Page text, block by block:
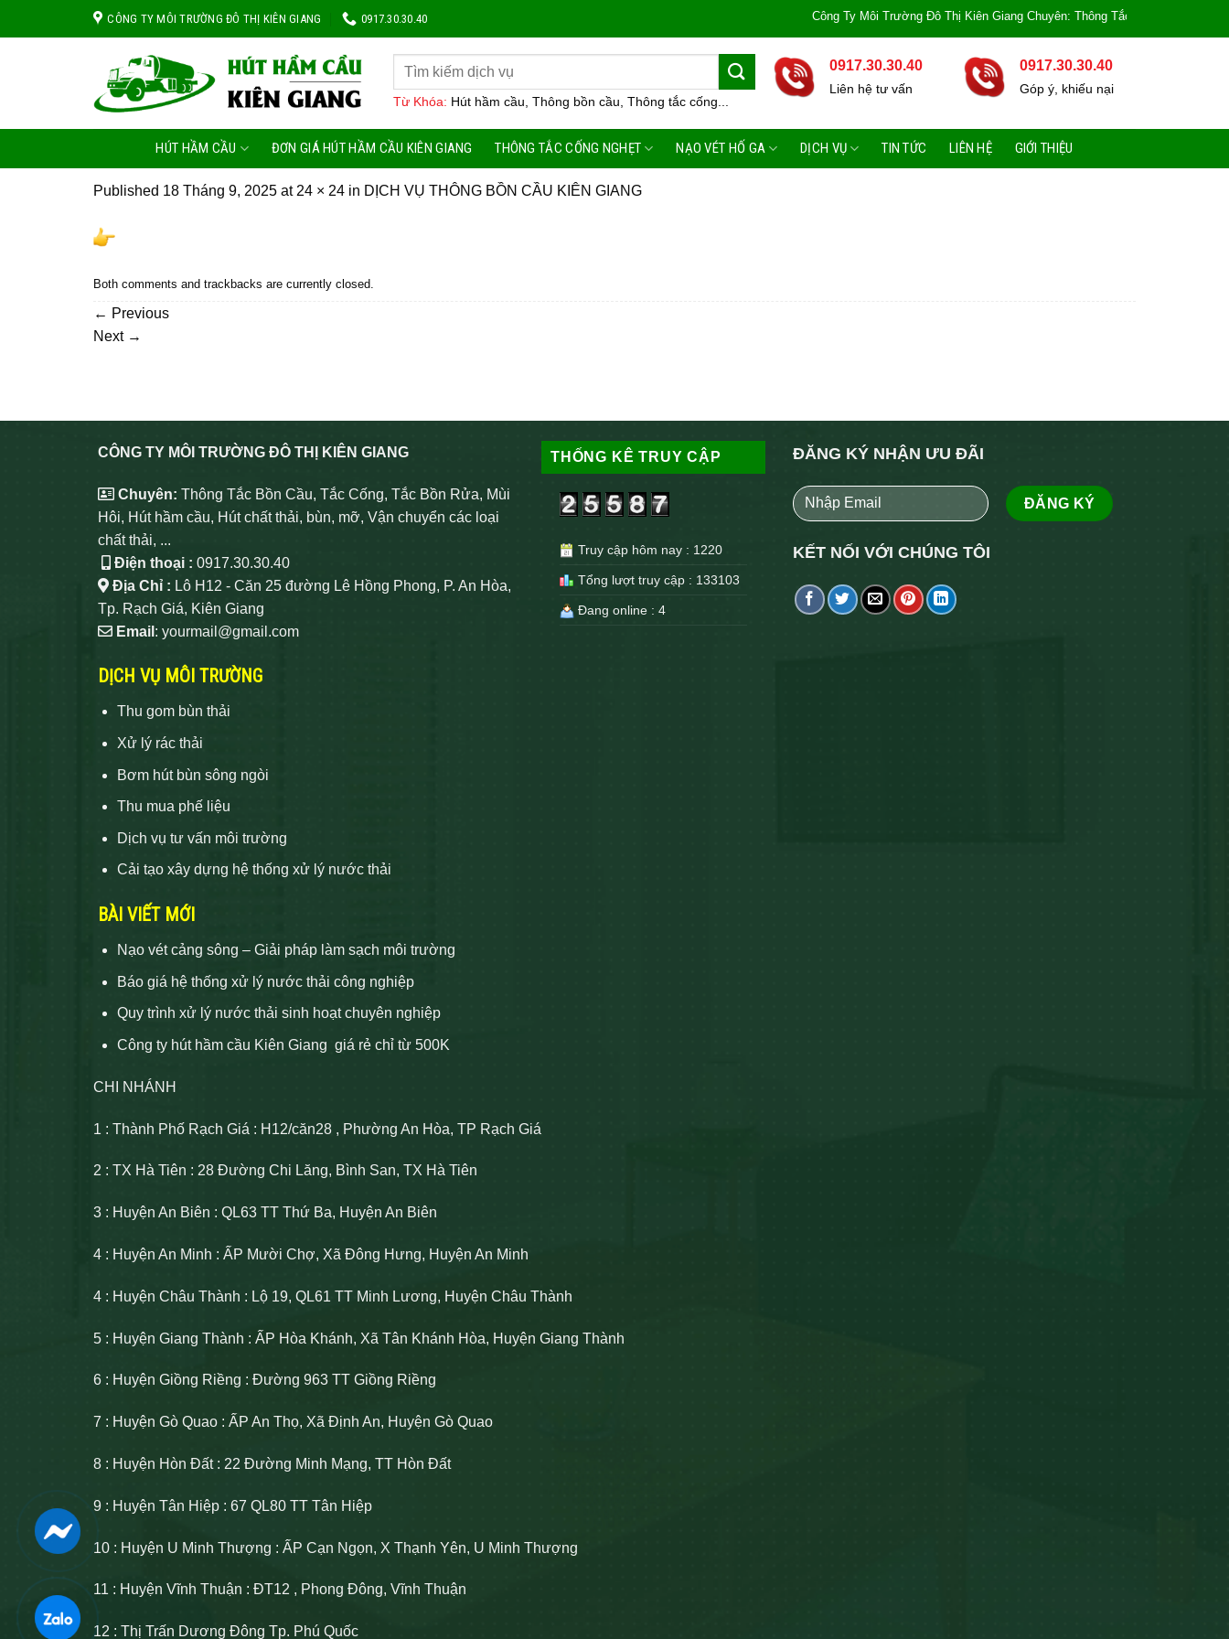
CÔNG TY MÔI TRƯỜNG ĐÔ THỊ KIÊN GIANG 0917.30.30.40 Công Ty Môi Trường Đô Thị Kiên Giang Chuyên: Thông Tắc Bồn Cầu, Tắc Cống,
Từ Khóa: Hút hầm cầu, Thông bồn cầu, Thông tắc cống...
0917.30.30.40
Liên hệ tư vấn
0917.30.30.40
Góp ý, khiếu nại
HÚT HẦM CẦU ĐƠN GIÁ HÚT HẦM CẦU KIÊN GIANG THÔNG TẮC CỐNG NGHẸT NẠO VÉT HỐ GA DỊCH VỤ TIN TỨC LIÊN HỆ GIỚI THIỆU
Published 18 Tháng 9, 2025 at 24 × 24 in DỊCH VỤ THÔNG BỒN CẦU KIÊN GIANG
Both comments and trackbacks are currently closed.
← Previous
Next →
CÔNG TY MÔI TRƯỜNG ĐÔ THỊ KIÊN GIANG
Chuyên: Thông Tắc Bồn Cầu, Tắc Cống, Tắc Bồn Rửa, Mùi
Hôi, Hút hầm cầu, Hút chất thải, bùn, mỡ, Vận chuyển các loại
chất thải, ...
Điện thoại : 0917.30.30.40
Địa Chỉ : Lô H12 - Căn 25 đường Lê Hồng Phong, P. An Hòa,
Tp. Rạch Giá, Kiên Giang
Email : yourmail@gmail.com
DỊCH VỤ MÔI TRƯỜNG
Thu gom bùn thải
Xử lý rác thải
Bơm hút bùn sông ngòi
Thu mua phế liệu
Dịch vụ tư vấn môi trường
Cải tạo xây dựng hệ thống xử lý nước thải
BÀI VIẾT MỚI
Nạo vét cảng sông – Giải pháp làm sạch môi trường
Báo giá hệ thống xử lý nước thải công nghiệp
Quy trình xử lý nước thải sinh hoạt chuyên nghiệp
Công ty hút hầm cầu Kiên Giang giá rẻ chỉ từ 500K
THỐNG KÊ TRUY CẬP
Truy cập hôm nay : 1220
Tổng lượt truy cập : 133103
Đang online : 4
ĐĂNG KÝ NHẬN ƯU ĐÃI
KẾT NỐI VỚI CHÚNG TÔI
CHI NHÁNH
1 : Thành Phố Rạch Giá : H12/căn28 , Phường An Hòa, TP Rạch Giá
2 : TX Hà Tiên : 28 Đường Chi Lăng, Bình San, TX Hà Tiên
3 : Huyện An Biên : QL63 TT Thứ Ba, Huyện An Biên
4 : Huyện An Minh : ẤP Mười Chợ, Xã Đông Hưng, Huyện An Minh
4 : Huyện Châu Thành : Lộ 19, QL61 TT Minh Lương, Huyện Châu Thành
5 : Huyện Giang Thành : ẤP Hòa Khánh, Xã Tân Khánh Hòa, Huyện Giang Thành
6 : Huyện Giồng Riềng : Đường 963 TT Giồng Riềng
7 : Huyện Gò Quao : ẤP An Thọ, Xã Định An, Huyện Gò Quao
8 : Huyện Hòn Đất : 22 Đường Minh Mạng, TT Hòn Đất
9 : Huyện Tân Hiệp : 67 QL80 TT Tân Hiệp
10 : Huyện U Minh Thượng : ẤP Cạn Ngọn, X Thạnh Yên, U Minh Thượng
11 : Huyện Vĩnh Thuận : ĐT12 , Phong Đông, Vĩnh Thuận
12 : Thị Trấn Dương Đông Tp. Phú Quốc